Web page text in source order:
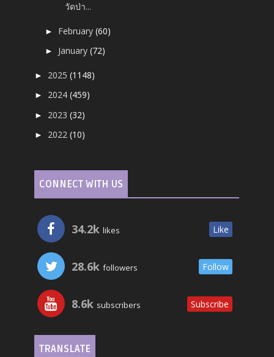
วัดป่า...
► February(60)
► January(72)
► 2025(1148)
► 2024(459)
► 2023(32)
► 2022(10)
CONNECT WITH US
34.2k likes Like
28.6k followers Follow
8.6k subscribers Subscribe
TRANSLATE